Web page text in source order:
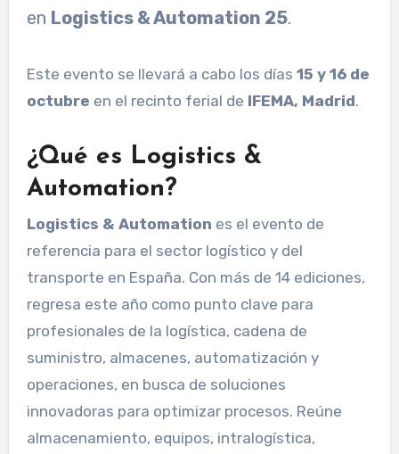
en Logistics & Automation 25.
Este evento se llevará a cabo los días 15 y 16 de
octubre en el recinto ferial de IFEMA, Madrid.
¿Qué es Logistics &
Automation?
Logistics & Automation es el evento de
referencia para el sector logístico y del
transporte en España. Con más de 14 ediciones,
regresa este año como punto clave para
profesionales de la logística, cadena de
suministro, almacenes, automatización y
operaciones, en busca de soluciones
innovadoras para optimizar procesos. Reúne
almacenamiento, equipos, intralogística,